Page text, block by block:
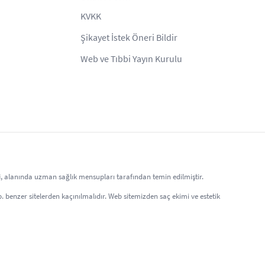
KVKK
Şikayet İstek Öneri Bildir
Web ve Tıbbi Yayın Kurulu
alanında uzman sağlık mensupları tarafından temin edilmiştir.
sitelerden kaçınılmalıdır. Web sitemizden saç ekimi ve estetik